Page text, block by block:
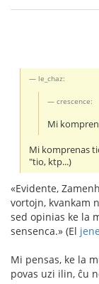
le_chaz:
crescence:
Mi
Mi komprenas
"tio, ktp...)
«Evidente,
vortojn, kvankam
sed opinias ke la
sensenca.» (El jene
Mi pensas, ke la
povas uzi ilin, ĉu